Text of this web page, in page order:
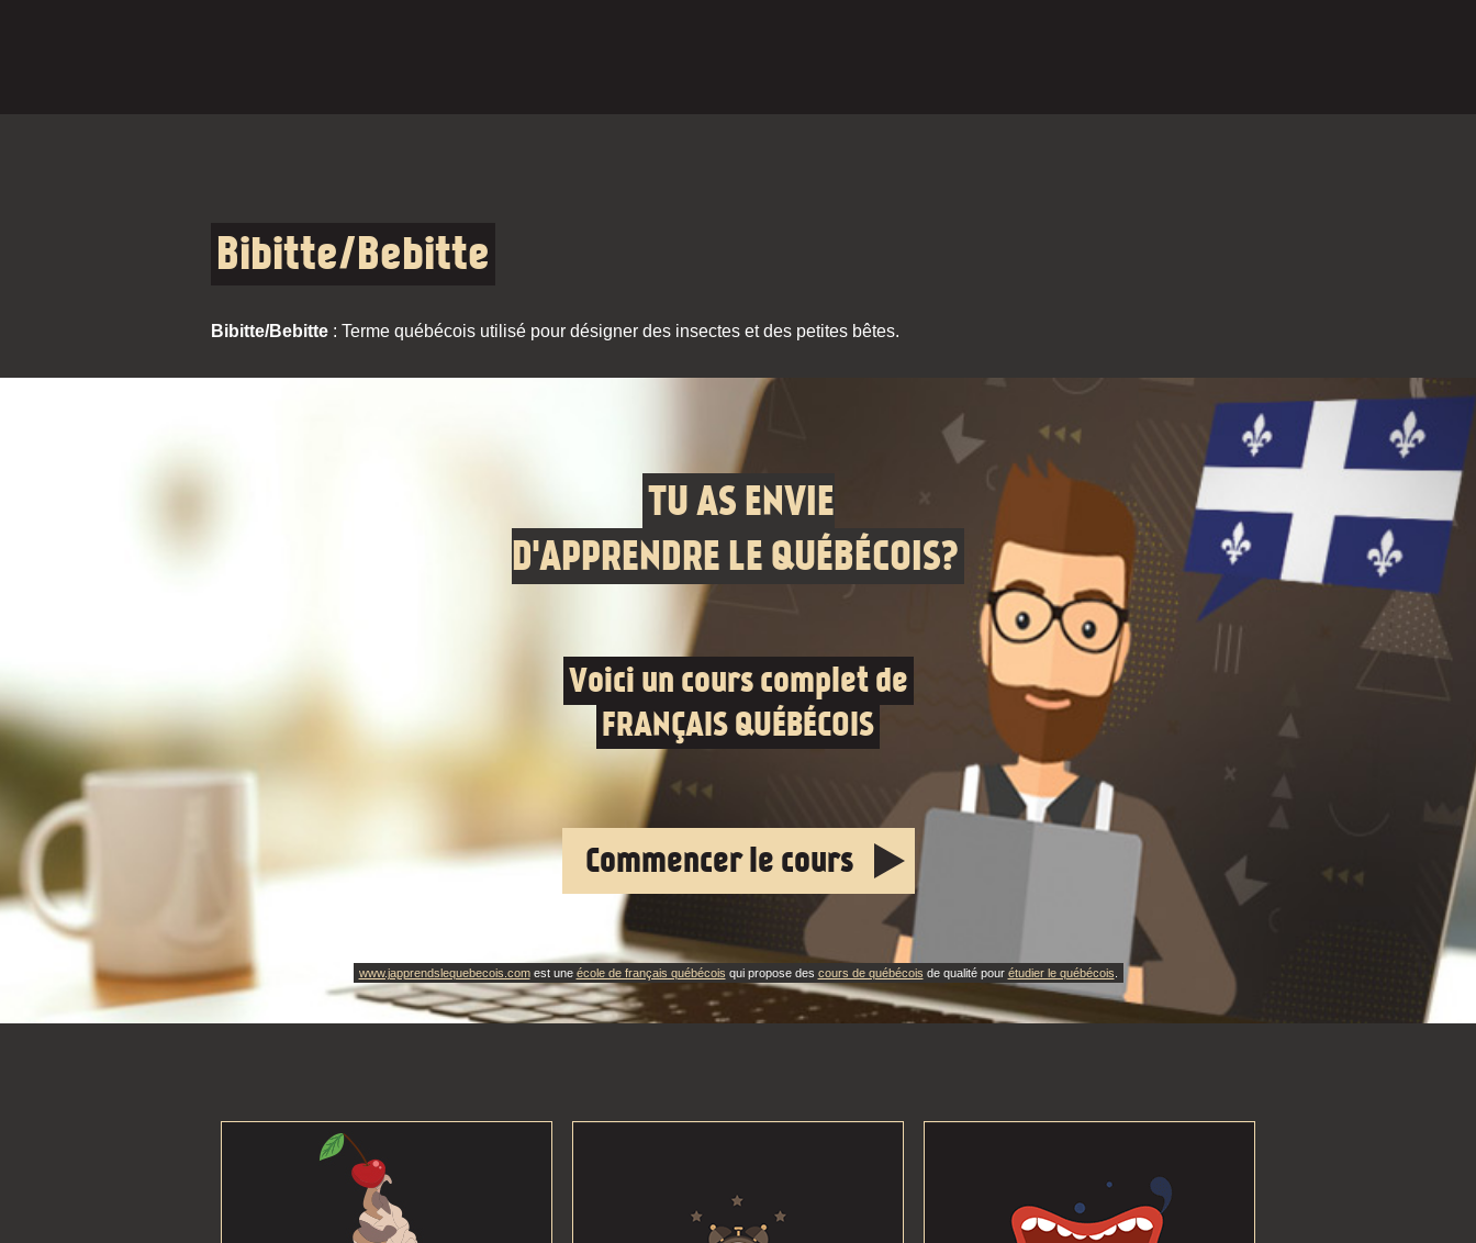
Bibitte/Bebitte
Bibitte/Bebitte : Terme québécois utilisé pour désigner des insectes et des petites bêtes.
TU AS ENVIE
D'APPRENDRE LE QUÉBÉCOIS?
Voici un cours complet de
FRANÇAIS QUÉBÉCOIS
Commencer le cours
www.japprendslequebecois.comest une école de français québécois qui propose des cours de québécois de qualité pour étudier le québécois